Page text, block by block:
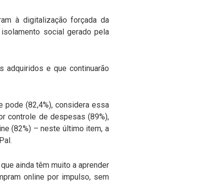
à digitalização forçada da
social gerado pela
adquiridos e que continuarão
pode (82,4%), considera essa
controle de despesas (89%),
(82%) – neste último item, a
ainda têm muito a aprender
online por impulso, sem